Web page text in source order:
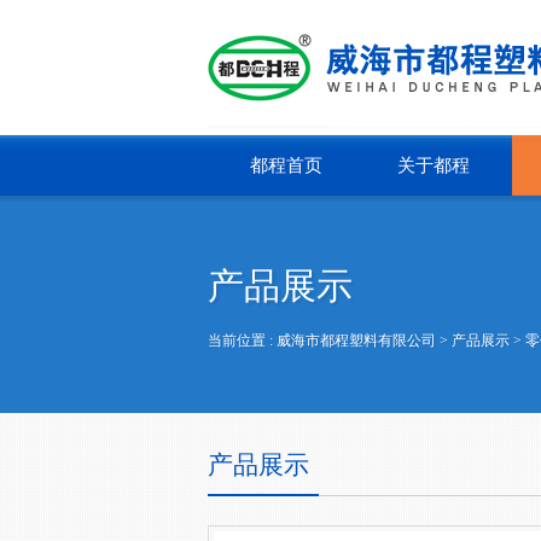
都程首页 关于都程
产品展示
当前位置 : 威海市都程塑料有限公司 > 产品展示 >
产品展示